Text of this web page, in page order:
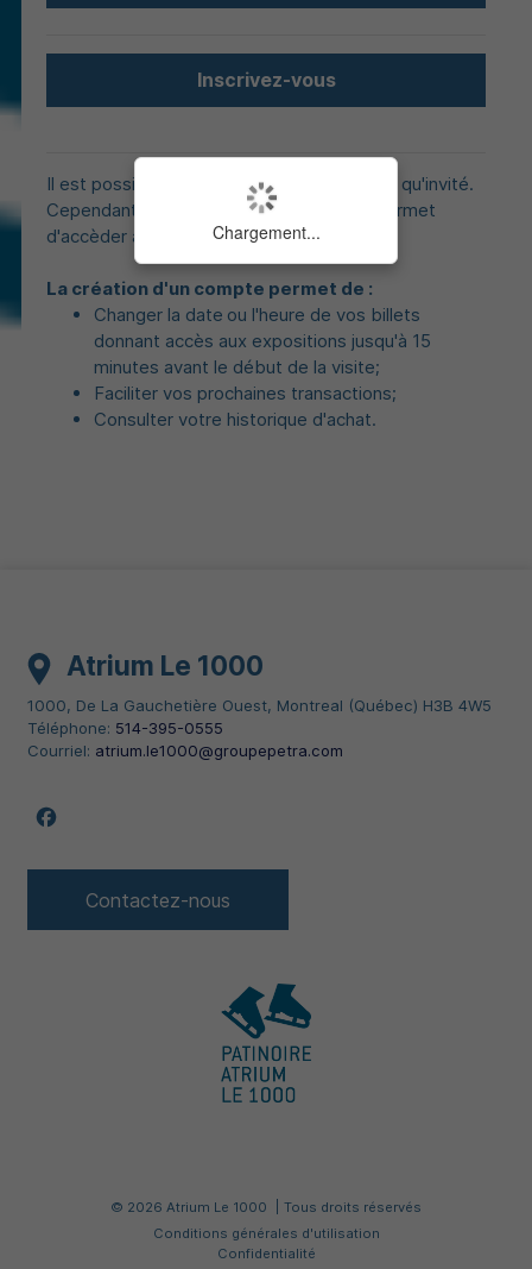
Inscrivez-vous
Il est possible d'acheter des billets en tant qu'invité.
Cependant, la création de compte vous permet
d'accèder aux fonctionnalités ci-dessous.
La création d'un compte permet de :
Changer la date ou l'heure de vos billets
donnant accès aux expositions jusqu'à 15
minutes avant le début de la visite;
Faciliter vos prochaines transactions;
Consulter votre historique d'achat.
Atrium Le 1000
1000, De La Gauchetière Ouest, Montreal (Québec) H3B 4W5
Téléphone: 514-395-0555
Courriel: atrium.le1000@groupepetra.com
Suivez nous sur Facebook
Contactez-nous
© 2026 Atrium Le 1000
Tous droits réservés
Conditions générales d'utilisation
Confidentialité
Chargement...